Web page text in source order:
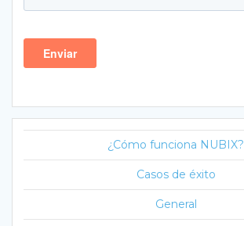
¿Cómo funciona NUBIX?
Casos de éxito
General